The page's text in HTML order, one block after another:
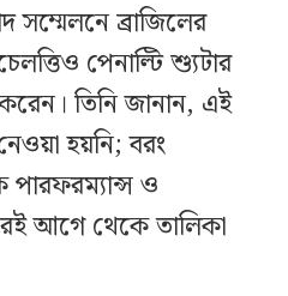
সম্মেলনে ব্রাজিলের
পেনাল্টি শ্যুটার
করেন। তিনি জানান, এই
হয়নি; বরং
পারফরম্যান্স ও
আগে থেকে তালিকা